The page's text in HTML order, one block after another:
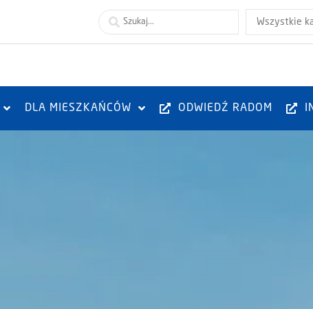
Wszystkie
DLA MIESZKAŃCÓW ODWIEDŹ RADOM